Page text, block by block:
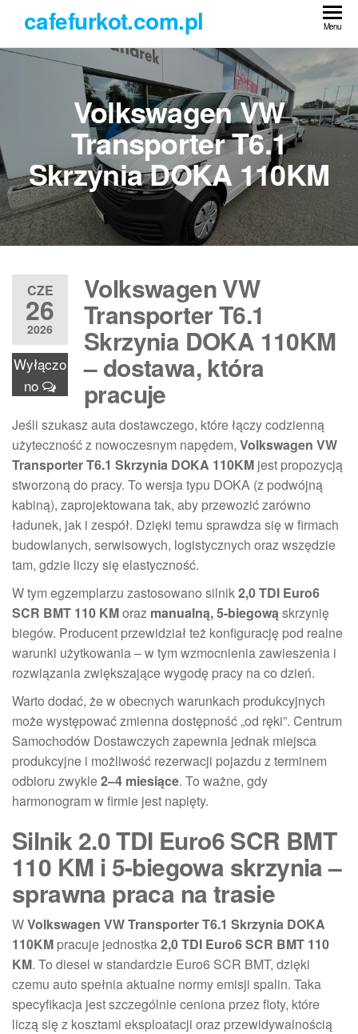
treści
cafefurkot.com.pl Menu
Volkswagen VW
Transporter T6.1
Skrzynia DOKA 110KM
CZE
26
2026
Wyłączo
no
Volkswagen VW
Transporter T6.1
Skrzynia DOKA 110KM
– dostawa, która
pracuje
Jeśli szukasz auta dostawczego, które łączy codzienną
użyteczność z nowoczesnym napędem, Volkswagen VW
Transporter T6.1 Skrzynia DOKA 110KM jest propozycją
stworzoną do pracy. To wersja typu DOKA (z podwójną
kabiną), zaprojektowana tak, aby przewozić zarówno
ładunek, jak i zespół. Dzięki temu sprawdza się w firmach
budowlanych, serwisowych, logistycznych oraz wszędzie
tam, gdzie liczy się elastyczność.
W tym egzemplarzu zastosowano silnik2,0 TDI Euro6
SCR BMT 110 KMoraz manualną, 5-biegowąskrzynię
biegów. Producent przewidział też konfigurację pod realne
warunki użytkowania – w tym wzmocnienia zawieszenia i
rozwiązania zwiększające wygodę pracy na co dzień.
Warto dodać, że w obecnych warunkach produkcyjnych
może występować zmienna dostępność „od ręki”. Centrum
Samochodów Dostawczych zapewnia jednak miejsca
produkcyjne i możliwość rezerwacji pojazdu z terminem
odbioru zwykle2–4 miesiące. To ważne, gdy
harmonogram w firmie jest napięty.
Silnik 2.0 TDI Euro6 SCR BMT
110 KM i 5-biegowa skrzynia –
sprawna praca na trasie
WVolkswagen VW Transporter T6.1 Skrzynia DOKA
110KM pracuje jednostka2,0 TDI Euro6 SCR BMT 110
KM. To diesel w standardzie Euro6 SCR BMT, dzięki
czemu auto spełnia aktualne normy emisji spalin. Taka
specyfikacja jest szczególnie ceniona przez floty, które
liczą się z kosztami eksploatacji oraz przewidywalnością